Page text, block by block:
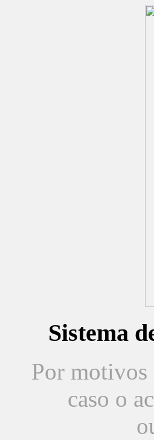
Sistema
Por motivos
caso o